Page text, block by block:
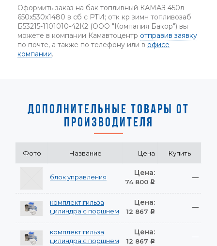
Оформить заказ на бак топливный КАМАЗ 450л
650х530х1480 в сб с РТИ; отк кр зимн топливозаб
Б53215-1101010-42К2 (ООО "Компания Бакор") вы
можете в компании Камавтоцентр отправив заявку
по почте, а также по телефону или в офисе
компании.
ДОПОЛНИТЕЛЬНЫЕ ТОВАРЫ ОТ
ПРОИЗВОДИТЕЛЯ
Фото Название Цена Купить
блок управления Цена:
74 800 Р
—
комплект:гильза
цилиндра с поршнем
Цена:
12 867 Р
—
комплект:гильза
цилиндра с поршнем
Цена:
12 867 Р
—